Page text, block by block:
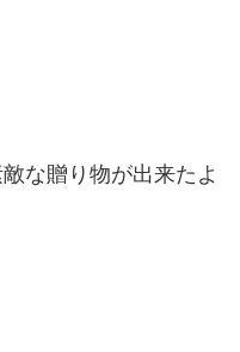
な贈り物が出来たよ